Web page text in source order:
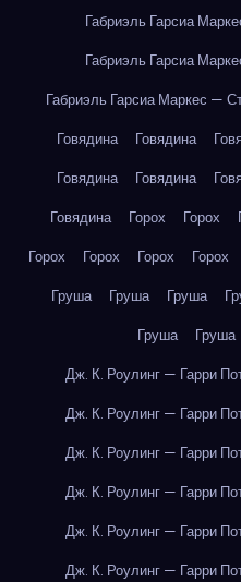
Габриэль Гарсиа
Габриэль Гарсиа
Габриэль Гарсиа Маркес —
Говядина
Говядина
Говядина
Говядина
Говядина
Горох Горох
Горох
Горох Горох Горох
Груша
Груша Груша
Груша
Груша
Дж. К. Роулинг — Гарри
Дж. К. Роулинг — Гарри
Дж. К. Роулинг — Гарри
Дж. К. Роулинг — Гарри
Дж. К. Роулинг — Гарри
Дж. К. Роулинг — Гарри